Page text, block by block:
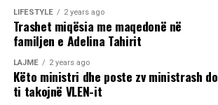
LIFESTYLE 2 years ago
Trashet miqësia me maqedonë në
familjen e Adelina Tahirit
LAJME 2 years ago
Këto ministri dhe poste zv ministrash do
ti takojnë VLEN-it